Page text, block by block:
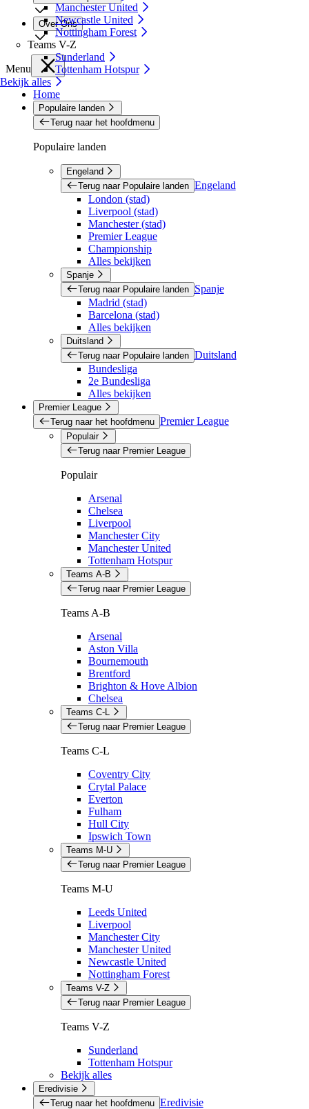
Manchester United
Newcastle United
Nottingham Forest
Teams V-Z
Sunderland
Tottenham Hotspur
Bekijk alles
Over Ons
Menu
Home
Populaire landen
Terug naar het hoofdmenu
Populaire landen
Engeland
Terug naar Populaire landen Engeland
London (stad)
Liverpool (stad)
Manchester (stad)
Premier League
Championship
Alles bekijken
Spanje
Terug naar Populaire landen
Spanje
Madrid (stad)
Barcelona (stad)
Alles bekijken
Duitsland
Terug naar Populaire landen Duitsland
Bundesliga
2e Bundesliga
Alles bekijken
Premier League
Terug naar het hoofdmenu Premier League
Populair
Terug naar Premier League
Populair
Arsenal
Chelsea
Liverpool
Manchester City
Manchester United
Tottenham Hotspur
Teams A-B
Terug naar Premier League
Teams A-B
Arsenal
Aston Villa
Bournemouth
Brentford
Brighton & Hove Albion
Chelsea
Teams C-L
Terug naar Premier League
Teams C-L
Coventry City
Crytal Palace
Everton
Fulham
Hull City
Ipswich Town
Teams M-U
Terug naar Premier League
Teams M-U
Leeds United
Liverpool
Manchester City
Manchester United
Newcastle United
Nottingham Forest
Teams V-Z
Terug naar Premier League
Teams V-Z
Sunderland
Tottenham Hotspur
Bekijk alles
Eredivisie
Terug naar het hoofdmenu Eredivisie